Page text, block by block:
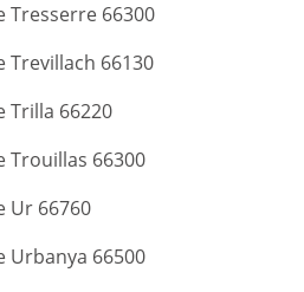
Tresserre 66300
Trevillach 66130
Trilla 66220
Trouillas 66300
Ur 66760
Urbanya 66500